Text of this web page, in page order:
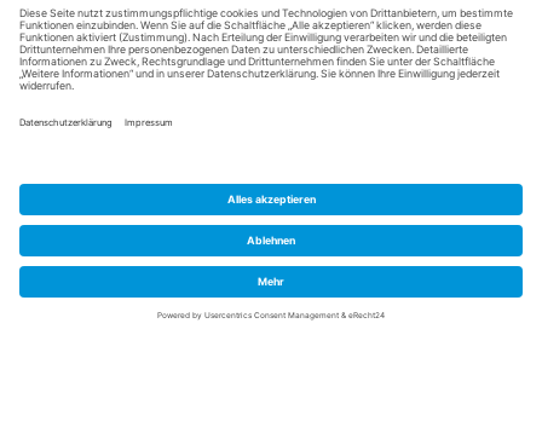
Impressum
Datenschutzerklärung
Cookie-Einstellungen
Quick Links